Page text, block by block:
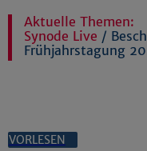
Aktuelle Themen:
Synode Live /
Frühjahrstagung
VORLESEN